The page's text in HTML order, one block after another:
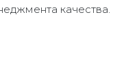
качества.